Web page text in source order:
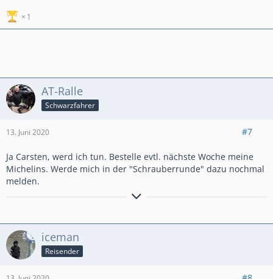
Bitte Inspektionskosten
Gesamtübersicht-Inspektionskosten
1
AT-Ralle
Schwarzfahrer
13. Juni 2020 #7
Ja Carsten, werd ich tun. Bestelle evtl. nächste Woche meine
Michelins. Werde mich in der "Schrauberrunde" dazu nochmal
melden.
PS: Für Rechtschreibfehler wird nicht gehaftet. Wer welche
------Allzeit gute Fahrt und eine Handbreit Asphalt unterm
Mopped-------
iceman
Reisender